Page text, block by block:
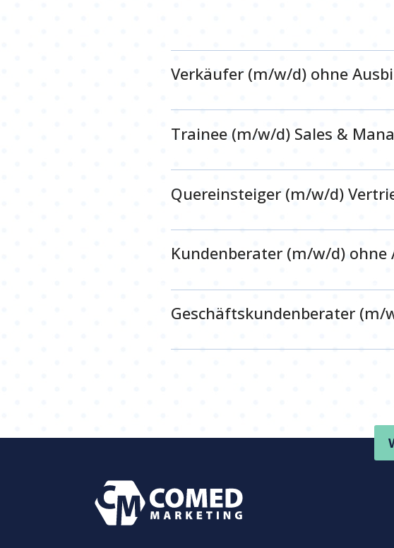
Verkäufer (m/w/d) ohne
Trainee (m/w/d) Sales &
Quereinsteiger (m/w/d)
Kundenberater (m/w/d) ohne
Geschäftskundenberater (m/